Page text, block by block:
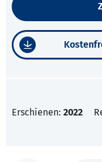
Erschienen: 2022